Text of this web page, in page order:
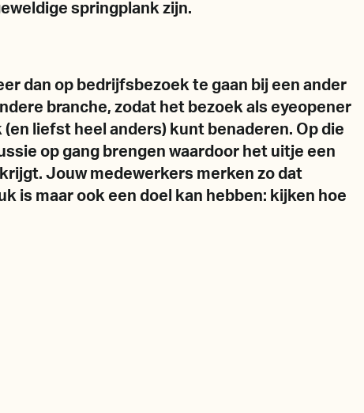
springplank zijn.
dan op bedrijfsbezoek te gaan bij een ander
branche, zodat het bezoek als eyeopener
liefst heel anders) kunt benaderen. Op die
op gang brengen waardoor het uitje een
Jouw medewerkers merken zo dat
is maar ook een doel kan hebben: kijken hoe